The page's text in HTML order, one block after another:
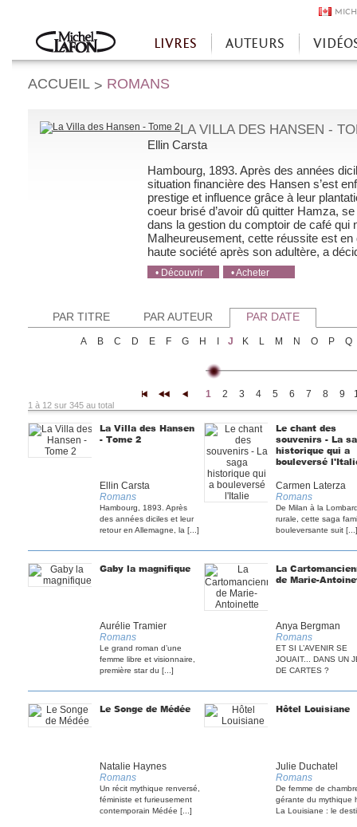
Accueil
LIVRES AUTEURS
ACCUEIL > ROMANS
LA VILLA DES HANSEN -
Ellin Carsta
Hambourg, 1893. Après des années
situation financière des Hansen s’est
prestige et influence grâce à leur
coeur brisé d’avoir dû quitter Hamza,
dans la gestion du comptoir de café qui
Malheureusement, cette réussite est
haute société après son adultère, a
• Découvrir
• Acheter
PAR TITRE PAR AUTEUR PAR DATE
A B C D E F G H J K L M N O P Q
1 2 3 4 5 6 7 8 9
1 à 12 sur 345 au total
La Villa des Hansen
- Tome 2
Ellin Carsta
Romans
Hambourg, 1893. Après
des années di­ciles et leur
retour en Allemagne, la [...]
Le chant des
souvenirs - La
historique qui a
bouleversé
Carmen Laterza
Romans
De Milan à la
rurale, cette saga
bouleversante suit [...]
Gaby la magnifique
Aurélie Tramier
Romans
Le grand roman d’une
femme libre et visionnaire,
première star du [...]
La
de Marie-
Anya Bergman
Romans
ET SI L’AVENIR SE
JOUAIT... DANS UN
DE CARTES ?
Le Songe de Médée
Natalie Haynes
Romans
Un récit mythique renversé,
féministe et furieusement
contemporain Médée [...]
Hôtel Louisiane
Julie Duchatel
Romans
De femme de
gérante du mythique
La Louisiane : le